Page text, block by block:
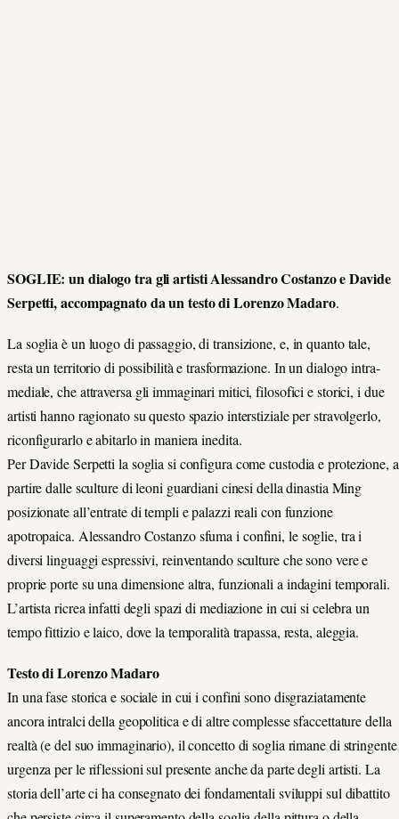
SOGLIE: un dialogo tra gli artisti Alessandro Costanzo e Davide
Serpetti, accompagnato da un testo di Lorenzo Madaro.
La soglia è un luogo di passaggio, di transizione, e, in quanto tale,
resta un territorio di possibilità e trasformazione. In un dialogo intra-
mediale, che attraversa gli immaginari mitici, filosofici e storici, i due
artisti hanno ragionato su questo spazio interstiziale per stravolgerlo,
riconfigurarlo e abitarlo in maniera inedita.
Per Davide Serpetti la soglia si configura come custodia e protezione, a
partire dalle sculture di leoni guardiani cinesi della dinastia Ming
posizionate all’entrate di templi e palazzi reali con funzione
apotropaica. Alessandro Costanzo sfuma i confini, le soglie, tra i
diversi linguaggi espressivi, reinventando sculture che sono vere e
proprie porte su una dimensione altra, funzionali a indagini temporali.
L’artista ricrea infatti degli spazi di mediazione in cui si celebra un
tempo fittizio e laico, dove la temporalità trapassa, resta, aleggia.
Testo di Lorenzo Madaro
In una fase storica e sociale in cui i confini sono disgraziatamente
ancora intralci della geopolitica e di altre complesse sfaccettature della
realtà (e del suo immaginario), il concetto di soglia rimane di stringente
urgenza per le riflessioni sul presente anche da parte degli artisti. La
storia dell’arte ci ha consegnato dei fondamentali sviluppi sul dibattito